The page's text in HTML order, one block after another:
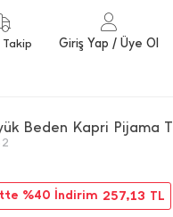
Giriş Yap / Üye Ol
%40 İndirim 257,13 TL